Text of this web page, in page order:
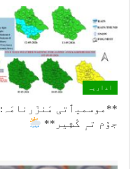
اداریہ
**موسمیٲتی مَنزَرنامَہ:
جۆم تہٕ کٔشِیر**